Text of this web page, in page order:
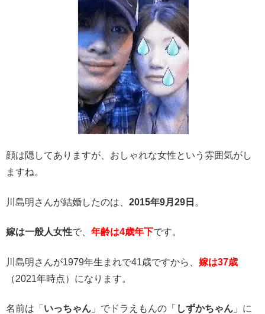
顔は隠してありますが、おしゃれな女性という雰囲気がし
ますね。
川島明さんが結婚したのは、 2015年9月29日 。
嫁は一般人女性で、 年齢は4歳年下です。
川島明さんが1979年生まれで41歳ですから、 嫁は37歳
（2021年時点）になります。
名前は「 いっちゃん 」でドラえもんの「 しずかちゃん 」に